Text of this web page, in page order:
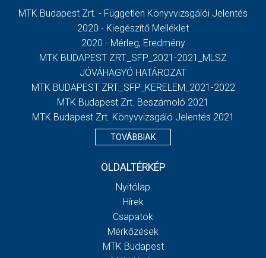
MTK Budapest Zrt. - Független Könyvvizsgálói Jelentés
2020 - Kiegészítő Melléklet
2020 - Mérleg, Eredmény
MTK BUDAPEST ZRT._SFP_2021-2021_MLSZ
JÓVÁHAGYÓ HATÁROZAT
MTK BUDAPEST ZRT._SFP_KERELEM_2021-2022
MTK Budapest Zrt. Beszámoló 2021
MTK Budapest Zrt. Könyvvizsgáló Jelentés 2021
TOVÁBBIAK
OLDALTÉRKÉP
Nyitólap
Hírek
Csapatok
Mérkőzések
MTK Budapest